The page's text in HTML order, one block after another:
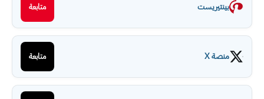
بينتيريست متابعة
منصة X متابعة